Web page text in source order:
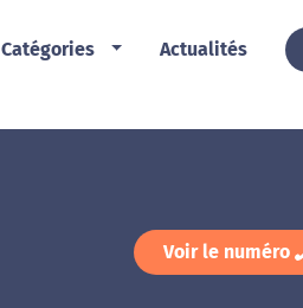
Catégories Actualités
Voir le numéro